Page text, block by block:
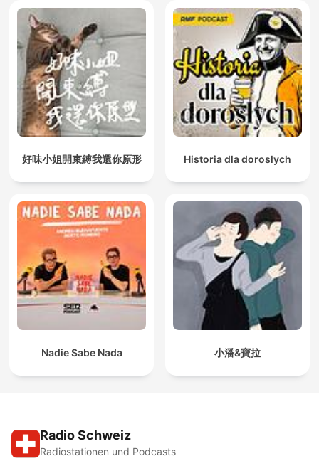
好味小姐開束縛我還你原形 Historia dla dorosłych
Nadie Sabe Nada 小潘&寶拉
Radio Schweiz
Radiostationen und Podcasts